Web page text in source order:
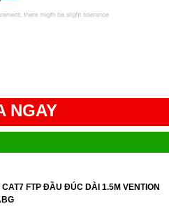
NGAY
FTP ĐẦU ĐÚC DÀI 1.5M VENTION